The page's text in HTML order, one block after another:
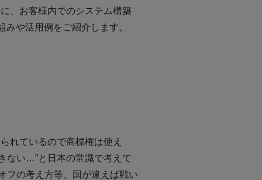
、お客様内でのシステム構築
みや活用例をご紹介します。
れているので商標権は使え
ない…”と日本の常識で考えて
フの考え方等、国が違えば戦い